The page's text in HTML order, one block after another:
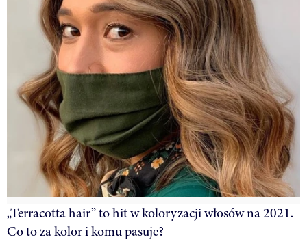
„Terracotta hair” to hit w koloryzacji włosów na 2021.
Co to za kolor i komu pasuje?